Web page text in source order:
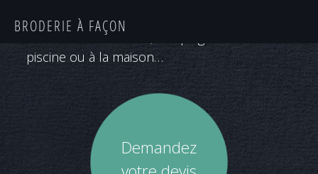
BRODERIE À FAÇON
Pour Maman et Bébé, à la plage comme à la
piscine ou à la maison…
Demandez